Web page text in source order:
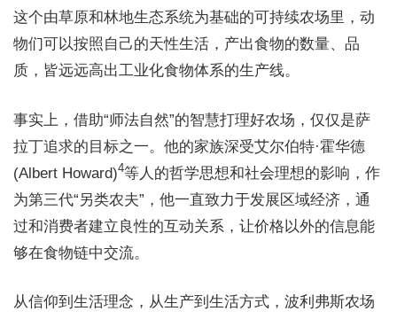
这个由草原和林地生态系统为基础的可持续农场里，动
物们可以按照自己的天性生活，产出食物的数量、品
质，皆远远高出工业化食物体系的生产线。
事实上，借助“师法自然”的智慧打理好农场，仅仅是萨
拉丁追求的目标之一。他的家族深受艾尔伯特·霍华德
(Albert Howard)4等人的哲学思想和社会理想的影响，作
为第三代“另类农夫”，他一直致力于发展区域经济，通
过和消费者建立良性的互动关系，让价格以外的信息能
够在食物链中交流。
从信仰到生活理念，从生产到生活方式，波利弗斯农场